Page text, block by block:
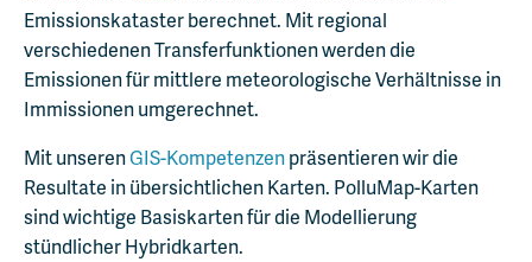
Emissionskataster berechnet. Mit regional
verschiedenen Transferfunktionen werden die
Emissionen für mittlere meteorologische Verhältnisse in
Immissionen umgerechnet.
Mit unserenGIS-Kompetenzenpräsentieren wir die
Resultate in übersichtlichen Karten. PolluMap-Karten
sind wichtige Basiskarten für die Modellierung
stündlicher Hybridkarten.